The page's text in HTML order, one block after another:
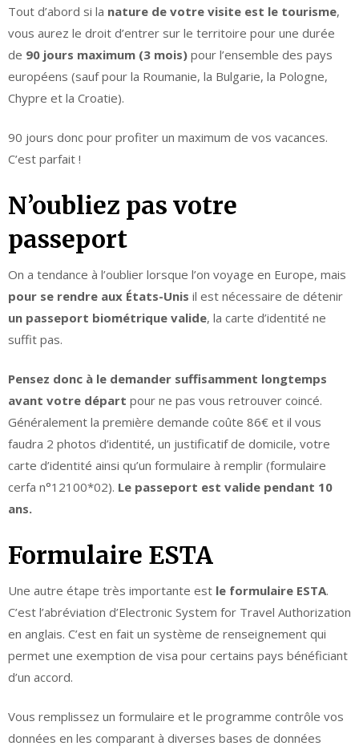
Tout d’abord si la nature de votre visite est le tourisme,
vous aurez le droit d’entrer sur le territoire pour une durée
de 90 jours maximum (3 mois) pour l’ensemble des pays
européens (sauf pour la Roumanie, la Bulgarie, la Pologne,
Chypre et la Croatie).
90 jours donc pour profiter un maximum de vos vacances.
C’est parfait !
N’oubliez pas votre
passeport
On a tendance à l’oublier lorsque l’on voyage en Europe, mais
pour se rendre aux États-Unis il est nécessaire de détenir
un passeport biométrique valide, la carte d’identité ne
suffit pas.
Pensez donc à le demander suffisamment longtemps
avant votre départ pour ne pas vous retrouver coincé.
Généralement la première demande coûte 86€ et il vous
faudra 2 photos d’identité, un justificatif de domicile, votre
carte d’identité ainsi qu’un formulaire à remplir (formulaire
cerfa n°12100*02). Le passeport est valide pendant 10
ans.
Formulaire ESTA
Une autre étape très importante est le formulaire ESTA.
C’est l’abréviation d’Electronic System for Travel Authorization
en anglais. C’est en fait un système de renseignement qui
permet une exemption de visa pour certains pays bénéficiant
d’un accord.
Vous remplissez un formulaire et le programme contrôle vos
données en les comparant à diverses bases de données